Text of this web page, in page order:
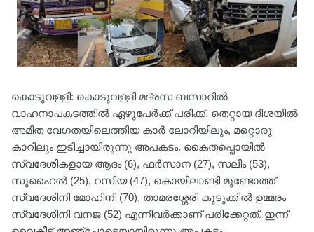
കൊടുവള്ളി: കൊടുവള്ളി മദ്രസ ബസാറിൽ
വാഹനാപകടത്തിൽ ഏഴുപേർക്ക് പരിക്ക്. തെറ്റായ ദിശയിൽ
അമിത വേഗതയിലെത്തിയ കാർ ലോറിയിലും, മറ്റൊരു
കാറിലും ഇടിച്ചായിരുന്നു അപകടം. കൈതപ്പൊയിൽ
സ്വദേശികളായ ആദം (6), ഫർസാന (27), സലീം (53),
സുഹൈൽ (25), റസിയ (47), കൊയിലാണ്ടി മുണ്ടോത്ത്
സ്വദേശിനി മോഹിനി (70), താമരശ്ശേരി കുടുക്കിൽ ഉമ്മരം
സ്വദേശിനി വനജ (52) എന്നിവർക്കാണ് പരിക്കേറ്റത്. ഇന്ന്